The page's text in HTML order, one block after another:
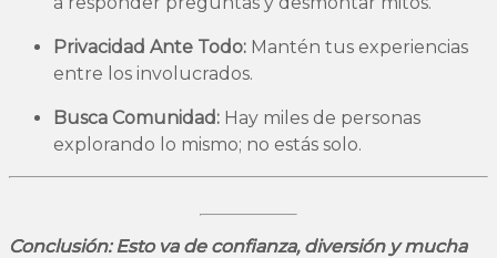
Privacidad Ante Todo: Mantén tus experiencias
entre los involucrados.
Busca Comunidad: Hay miles de personas
explorando lo mismo; no estás solo.
Conclusión: Esto va de confianza, diversión y mucha